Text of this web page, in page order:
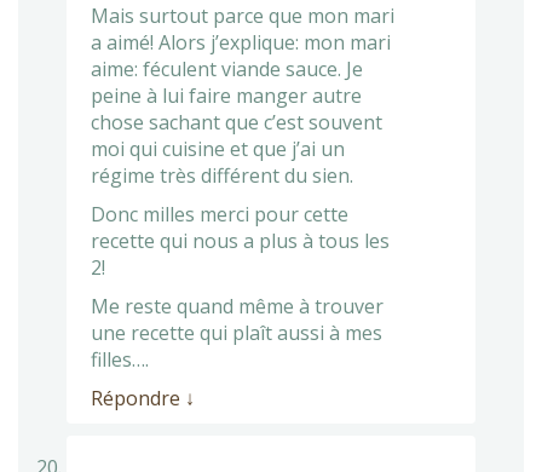
Mais surtout parce que mon mari
a aimé! Alors j’explique: mon mari
aime: féculent viande sauce. Je
peine à lui faire manger autre
chose sachant que c’est souvent
moi qui cuisine et que j’ai un
régime très différent du sien.
Donc milles merci pour cette
recette qui nous a plus à tous les
2!
Me reste quand même à trouver
une recette qui plaît aussi à mes
filles….
Répondre ↓